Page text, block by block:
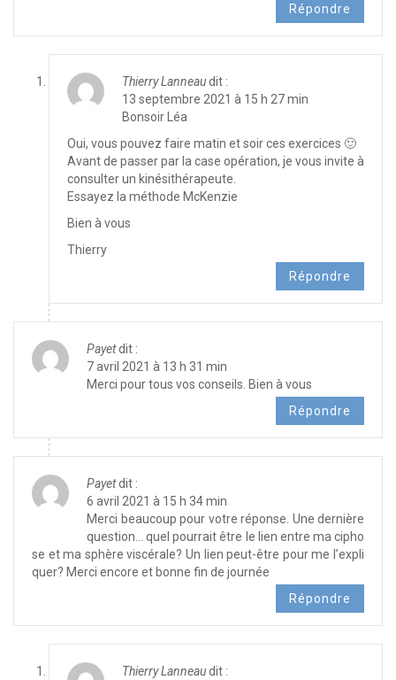
Répondre
Thierry Lanneaudit :
13 septembre 2021 à 15 h 27 min
Bonsoir Léa
Oui, vous pouvez faire matin et soir ces exercices 🙂
Avant de passer par la case opération, je vous invite à
consulter un kinésithérapeute.
Essayez la méthode McKenzie
Bien à vous
Thierry
Répondre
Payetdit :
7 avril 2021 à 13 h 31 min
Merci pour tous vos conseils. Bien à vous
Répondre
Payetdit :
6 avril 2021 à 15 h 34 min
Merci beaucoup pour votre réponse. Une dernière
question… quel pourrait être le lien entre ma cipho
se et ma sphère viscérale? Un lien peut-être pour me l’expli
quer? Merci encore et bonne fin de journée
Répondre
Thierry Lanneaudit :